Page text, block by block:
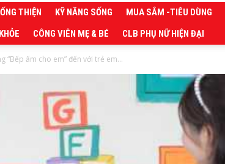
THIỆN KỸ NĂNG SỐNG MUA SẮM -TIÊU DÙNG
CÔNG VIÊN MẸ & BÉ CLB PHỤ NỮ HIỆN ĐẠI
“Bếp ấm cho em” đến với trẻ em...